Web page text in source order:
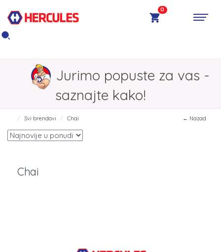
0
Jurimo popuste za vas -
saznajte kako!
Svi brendovi Chai ← Nazad
Chai